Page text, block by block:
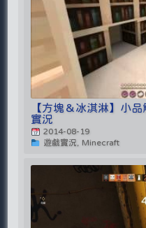
【方塊＆冰淇淋】小
實況
2014-08-19
遊戲實況, Minecraft